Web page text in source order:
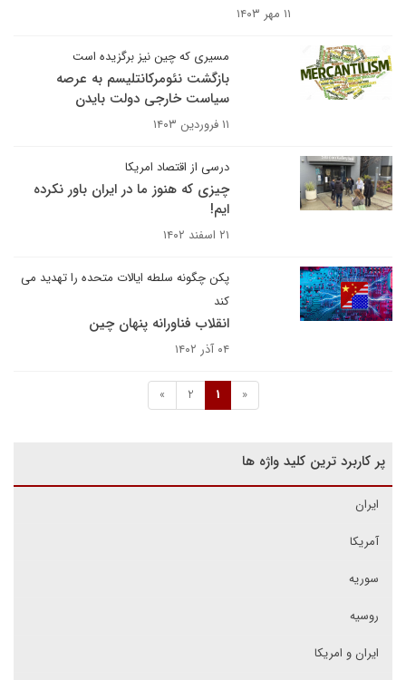
۱۱ مهر ۱۴۰۳
مسیری که چین نیز برگزیده است
بازگشت نئومرکانتلیسم به عرصه
سیاست خارجی دولت بایدن
۱۱ فروردین ۱۴۰۳
درسی از اقتصاد امریکا
چیزی که هنوز ما در ایران باور نکرده
ایم!
۲۱ اسفند ۱۴۰۲
پکن چگونه سلطه ایالات متحده را تهدید می
کند
انقلاب فناورانه پنهان چین
۰۴ آذر ۱۴۰۲
«
1
2
»
پر کاربرد ترین کلید واژه ها
ایران
آمریکا
سوریه
روسیه
ایران و امریکا